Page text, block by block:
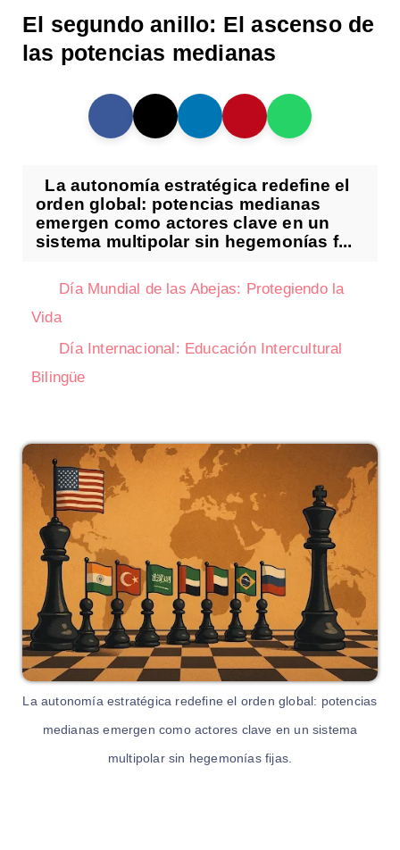
El segundo anillo: El ascenso de
las potencias medianas
La autonomía estratégica redefine el
orden global: potencias medianas
emergen como actores clave en un
sistema multipolar sin hegemonías f...
Día Mundial de las Abejas: Protegiendo la
Vida
Día Internacional: Educación Intercultural
Bilingüe
La autonomía estratégica redefine el orden global: potencias
medianas emergen como actores clave en un sistema
multipolar sin hegemonías fijas.